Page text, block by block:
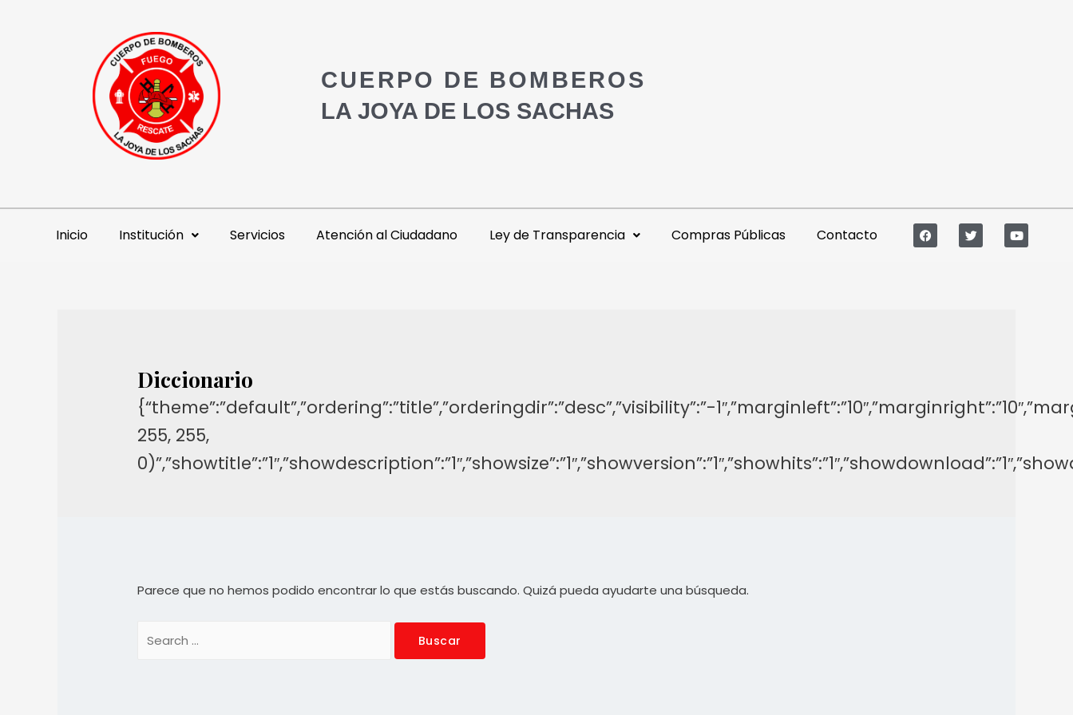
CUERPO DE BOMBEROS
LA JOYA DE LOS SACHAS
Inicio Institución Servicios Atención al Ciudadano Ley de Transparencia Compras Públicas Contacto
Diccionario
{“theme”:”default”,”ordering”:”title”,”orderingdir”:”desc”,”visibility”:”-
255, 255,
Parece que no hemos podido encontrar lo que estás buscando. Quizá pueda ayudarte una búsqueda.